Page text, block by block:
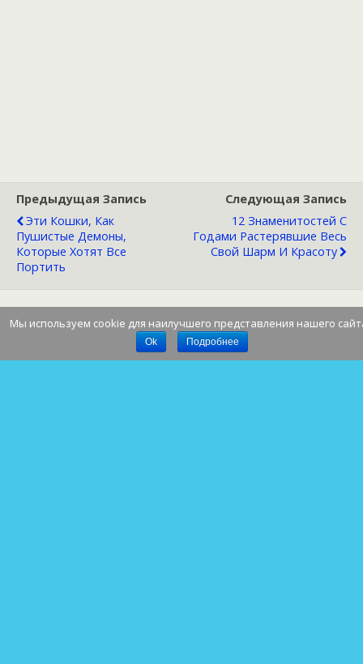
Предыдущая Запись
Эти Кошки, Как
Пушистые Демоны,
Которые Хотят Все
Портить
Следующая Запись
12 Знаменитостей С
Годами Растерявшие Весь
Свой Шарм И Красоту
Мы используем cookie для наилучшего представления нашего
Ok Подробнее
Наверх